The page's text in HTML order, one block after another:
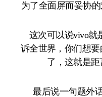
为了全面屏而妥协的
这次可以说vivo就
诉全世界，你们想
了，这就是距
最后说一句题外话